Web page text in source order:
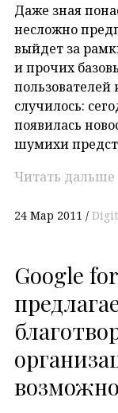
Даже зная
несложно
выйдет за
и прочих
пользователей
случилось:
появилась
шумихи
Читать дальше
24 Мар 2011
Google